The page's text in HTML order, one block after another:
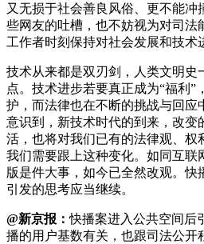
又无损于社会善良风俗、更不能冲
些网友的吐槽，也不妨视为对司法
工作者时刻保持对社会发展和技术
技术从来都是双刃剑，人类文明史
点。技术进步若要真正成为“福利”
护，而法律也在不断的挑战与回应
意识到，新技术时代的到来，改变
活，也将对我们已有的法律观、权
我们需要跟上这种变化。如同互联
版是件大事，如今已全然改观。快
引发的思考应当继续。
@新京报：快播案进入公共空间后
播的用户基数有关，也跟司法公开